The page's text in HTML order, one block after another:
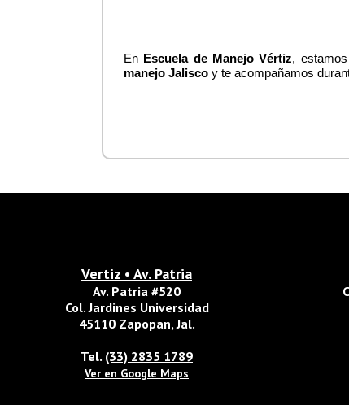
En Escuela de Manejo Vértiz,
manejo Jalisco y te acompañamos
Vertiz • Av. Patria
Av. Patria #520
Col. Jardines Universidad
45110 Zapopan, Jal.
Tel. (33) 2835 1789
Ver en Google Maps